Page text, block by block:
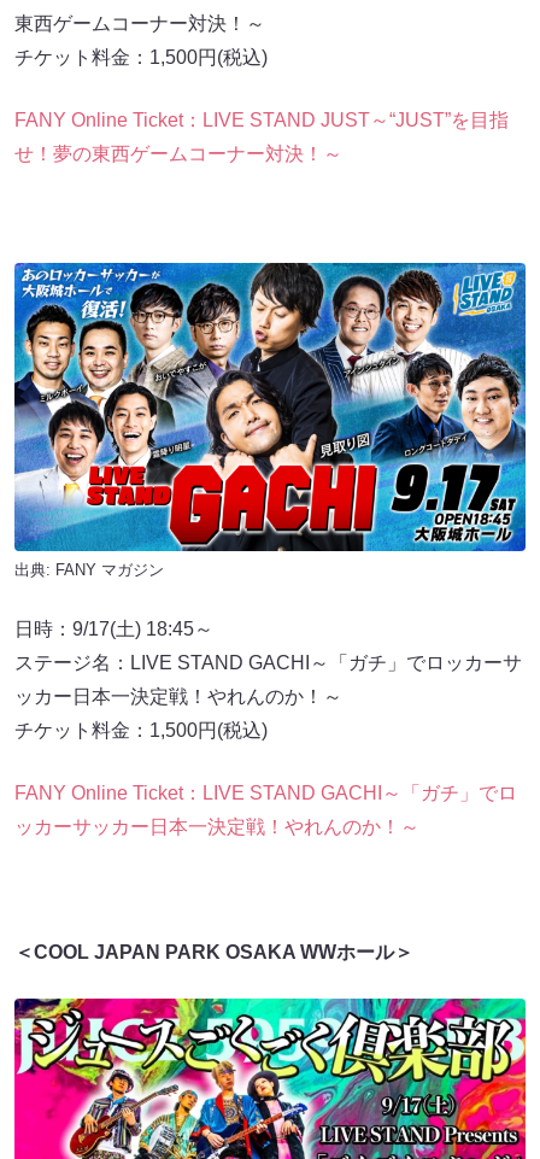
東西ゲームコーナー対決！～
チケット料金：1,500円(税込)
FANY Online Ticket：LIVE STAND JUST～“JUST”を目指
せ！夢の東西ゲームコーナー対決！～
出典: FANY マガジン
日時：9/17(土) 18:45～
ステージ名：LIVE STAND GACHI～「ガチ」でロッカーサ
ッカー日本一決定戦！やれんのか！～
チケット料金：1,500円(税込)
FANY Online Ticket：LIVE STAND GACHI～「ガチ」でロ
ッカーサッカー日本一決定戦！やれんのか！～
＜COOL JAPAN PARK OSAKA WWホール＞